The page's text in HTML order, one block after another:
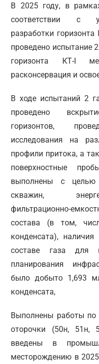
В 2025 году, в
соответствии с
разработки
проведено испытание
горизонта КТ-I
расконсервация и
В ходе испытаний 2
проведено
горизонтов,
исследования на
профили притока, а
поверхностные
выполнены с целью
скважин,
фильтрационно-
состава (в том,
конденсата),
составе газа для
планирования
было добыто 1,693
конденсата,
Выполнены работы по
оторочки (50н,
введены в
месторождению в